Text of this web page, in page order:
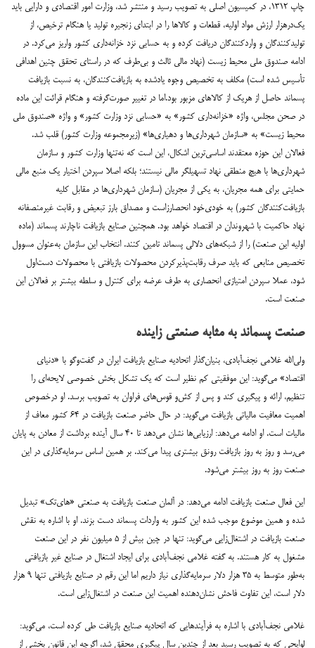
چاپ ۱۳۱۲، در کمیسیون اصلی به تصویب رسید و منتشر شد، وزارت امور اقتصادی و دارایی باید
یک‌در‌هزار ارزش مواد اولیه، قطعات و کالاها را در ابتدای زنجیره‌ تولید یا هنگام ترخیص، از
تولیدکنندگان و واردکنندگان دریافت کرده و به حسابی نزد خزانه‌داری کشور واریز می‌کرد. در
ادامه صندوق ملی محیط زیست (نهاد مالی ثالث و بی‌طرف که در راستای تحقق چنین اهدافی
تأسیس شده است) مکلف به تخصیص وجوه یادشده به بازیافت‌کنندگان، به نسبت بازیافت
پسماند حاصل از هریک از کالاهای مزبور بود.اما در تغییر صورت‌گرفته و هنگام قرائت این ماده
در صحن مجلس، واژه‌ «خزانه‌داری کشور» به «حسابی نزد وزارت کشور» و واژه‌ «صندوق ملی
محیط‌ زیست» به «سازمان شهرداری‌ها و دهیاری‌ها» (زیرمجموعه‌ وزارت کشور) قلب شد.
فعالان این حوزه معتقدند اساسی‌ترین اشکال، این است که نه‌تنها وزارت کشور و سازمان
شهرداری‌ها با هیچ منطقی نهاد تسهیلگر مالی نیستند؛ بلکه اصلا سپردن اختیار یک منبع مالی
حمایتی برای همه مجریان، به یکی از مجریان (سازمان شهرداری‌ها در مقابل کلیه‌
بازیافت‌کنندگان کشور) به خودی‌خود انحصارزاست و مصداق بارز تبعیض و رقابت غیرمنصفانه
نهاد حاکمیت با شهروندان در اقتصاد خواهد بود. همچنین صنایع بازیافت ناچارند پسماند (ماده‌
اولیه‌ این صنعت) را از شبکه‌های دلالی پسماند تامین کنند. انتخاب این سازمان به‌عنوان مسوول
تخصیص منابعی که باید صرف رقابت‌پذیرکردن محصولات بازیافتی با محصولات دست‌اول
شود، عملا سپردن امتیازی انحصاری به طرف عرضه برای کنترل و سلطه بیشتر بر فعالان این
صنعت است.
صنعت پسماند به مثابه صنعتی زاینده
ولی‌الله غلامی نجف‌آبادی، بنیان‌گذار اتحادیه صنایع بازیافت ایران در گفت‌وگو با «دنیای
اقتصاد» می‌گوید: این موفقیتی کم نظیر است که یک تشکل بخش خصوصی لایحه‌ای را
تنظیم، ‌ارائه و پیگیری کند و پس از کش‌و قوس‌های فراوان به تصویب برسد. او درخصوص
اهمیت معافیت مالیاتی‌ بازیافت می‌گوید: در حال حاضر صنعت بازیافت در ۶۴ کشور معاف از
مالیات است. او ادامه می‌دهد: ارزیابی‌ها نشان می‌دهد تا ۴۰ سال آینده برداشت از معادن به پایان
می‌رسد و روز به روز بازیافت رونق بیشتری پیدا می‌کند. بر همین اساس سرمایه‌گذاری در این
صنعت روز به روز بیشتر می‌شود.
این فعال صنعت بازیافت ادامه می‌دهد: در آلمان صنعت بازیافت به صنعتی «های‌تک» تبدیل
شده و همین موضوع موجب شده این کشور به واردات پسماند دست بزند. او با اشاره به نقش
صنعت بازیافت در اشتغال‌زایی می‌گوید: تنها در چین بیش از ۵ میلیون نفر در این صنعت
مشغول به کار هستند. به گفته غلامی نجف‌آبادی برای ایجاد اشتغال در صنایع غیر بازیافتی
به‌طور متوسط به ۳۵ هزار دلار سرمایه‌گذاری نیاز داریم اما این رقم در صنایع بازیافتی تنها ۹ هزار
دلار است، این تفاوت فاحش نشان‌دهنده اهمیت این صنعت در اشتغال‌زایی است.
غلامی نجف‌آبادی با اشاره به فرآیند‌هایی که اتحادیه صنایع بازیافت طی کرده است، می‌گوید:
لوایحی که به تصویب رسید بعد از چندین سال پیگیری محقق شد، اگرچه این قانون بخشی از